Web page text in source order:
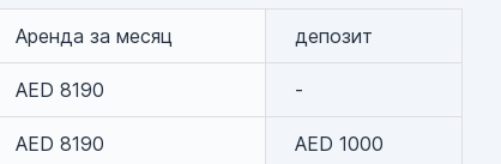
Аренда за месяц депозит
AED 8190 -
AED 8190 AED 1000